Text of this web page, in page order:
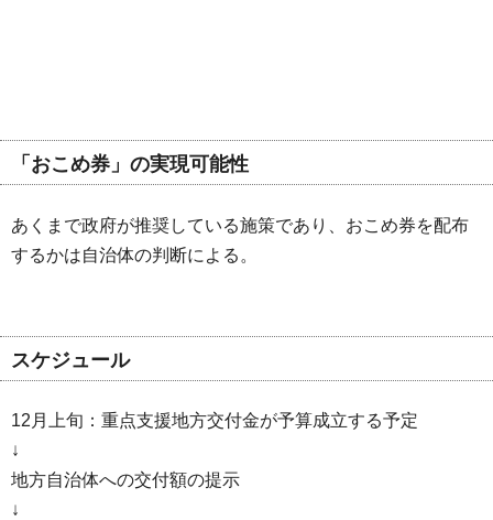
「おこめ券」の実現可能性
あくまで政府が推奨している施策であり、おこめ券を配布
するかは自治体の判断による。
スケジュール
12月上旬：重点支援地方交付金が予算成立する予定
↓
地方自治体への交付額の提示
↓